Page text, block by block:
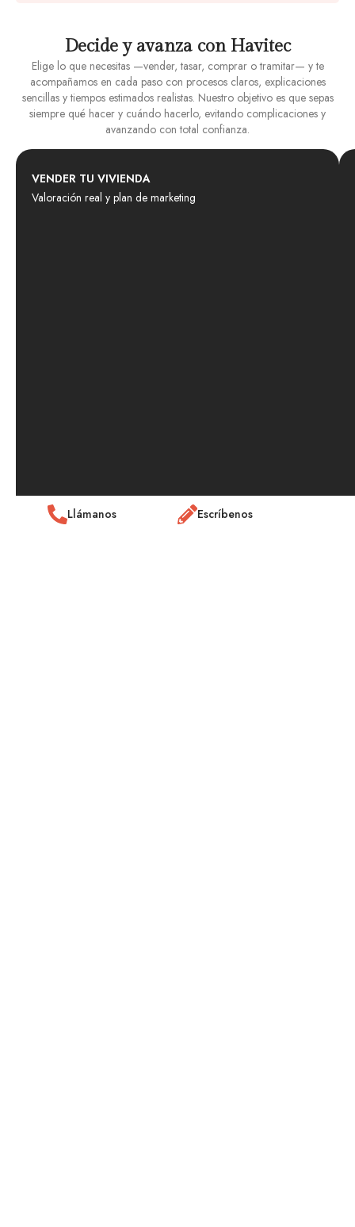
Decide y avanza con Havitec
Elige lo que necesitas —vender, tasar, comprar o tramitar— y te
acompañamos en cada paso con procesos claros, explicaciones
sencillas y tiempos estimados realistas. Nuestro objetivo es que sepas
siempre qué hacer y cuándo hacerlo, evitando complicaciones y
avanzando con total confianza.
VENDER TU VIVIENDA
Valoración real y plan de marketing
Llámanos Escríbenos